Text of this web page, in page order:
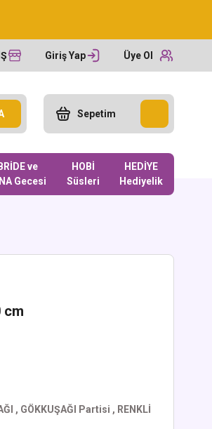
Giriş Yap Üye Ol
Sepetim
BRİDE ve
Gecesi
HOBİ
Süsleri
HEDİYE
Hediyelik
cm
, GÖKKUŞAĞI Partisi , RENKLİ